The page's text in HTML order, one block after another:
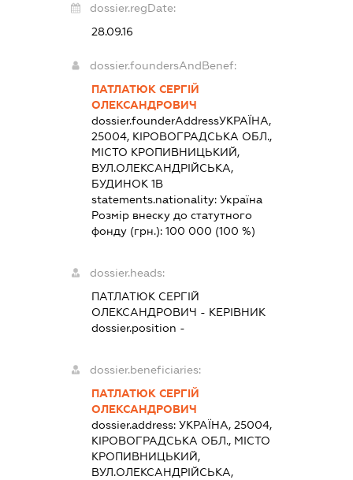
dossier.regDate:
28.09.16
dossier.foundersAndBenef:
ПАТЛАТЮК СЕРГІЙ
ОЛЕКСАНДРОВИЧ
dossier.founderAddressУКРАЇНА,
25004, КІРОВОГРАДСЬКА ОБЛ.,
МІСТО КРОПИВНИЦЬКИЙ,
ВУЛ.ОЛЕКСАНДРІЙСЬКА,
БУДИНОК 1В
statements.nationality: Україна
Розмір внеску до статутного
фонду (грн.): 100 000 (100 %)
dossier.heads:
ПАТЛАТЮК СЕРГІЙ
ОЛЕКСАНДРОВИЧ - КЕРІВНИК
dossier.position -
dossier.beneficiaries:
ПАТЛАТЮК СЕРГІЙ
ОЛЕКСАНДРОВИЧ
dossier.address: УКРАЇНА, 25004,
КІРОВОГРАДСЬКА ОБЛ., МІСТО
КРОПИВНИЦЬКИЙ,
ВУЛ.ОЛЕКСАНДРІЙСЬКА,